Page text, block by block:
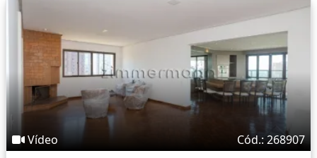
Vídeo Cód.: 268907